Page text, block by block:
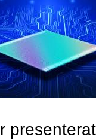
presenterat